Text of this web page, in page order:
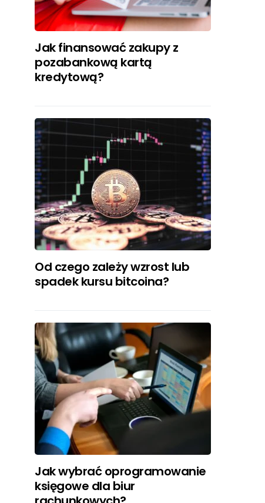
Jak finansować zakupy z
pozabankową kartą
kredytową?
Od czego zależy wzrost lub
spadek kursu bitcoina?
Jak wybrać oprogramowanie
księgowe dla biur